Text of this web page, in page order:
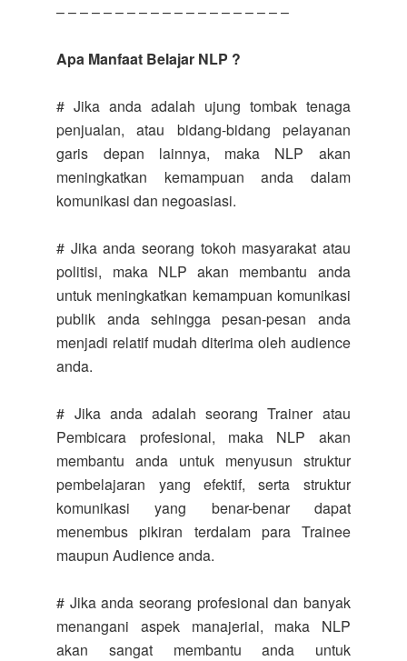
– – – – – – – – – – – – – – – – – – – –
Apa Manfaat Belajar NLP ?
# Jika anda adalah ujung tombak tenaga
penjualan, atau bidang-bidang pelayanan
garis depan lainnya, maka NLP akan
meningkatkan kemampuan anda dalam
komunikasi dan negoasiasi.
# Jika anda seorang tokoh masyarakat atau
politisi, maka NLP akan membantu anda
untuk meningkatkan kemampuan komunikasi
publik anda sehingga pesan-pesan anda
menjadi relatif mudah diterima oleh audience
anda.
# Jika anda adalah seorang Trainer atau
Pembicara profesional, maka NLP akan
membantu anda untuk menyusun struktur
pembelajaran yang efektif, serta struktur
komunikasi yang benar-benar dapat
menembus pikiran terdalam para Trainee
maupun Audience anda.
# Jika anda seorang profesional dan banyak
menangani aspek manajerial, maka NLP
akan sangat membantu anda untuk